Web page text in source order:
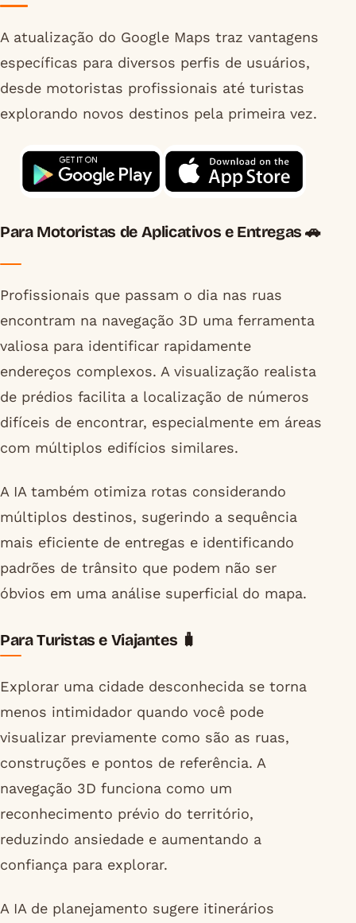
A atualização do Google Maps traz vantagens
específicas para diversos perfis de usuários,
desde motoristas profissionais até turistas
explorando novos destinos pela primeira vez.
Para Motoristas de Aplicativos e Entregas 🚗
Profissionais que passam o dia nas ruas
encontram na navegação 3D uma ferramenta
valiosa para identificar rapidamente
endereços complexos. A visualização realista
de prédios facilita a localização de números
difíceis de encontrar, especialmente em áreas
com múltiplos edifícios similares.
A IA também otimiza rotas considerando
múltiplos destinos, sugerindo a sequência
mais eficiente de entregas e identificando
padrões de trânsito que podem não ser
óbvios em uma análise superficial do mapa.
Para Turistas e Viajantes 🧳
Explorar uma cidade desconhecida se torna
menos intimidador quando você pode
visualizar previamente como são as ruas,
construções e pontos de referência. A
navegação 3D funciona como um
reconhecimento prévio do território,
reduzindo ansiedade e aumentando a
confiança para explorar.
A IA de planejamento sugere itinerários